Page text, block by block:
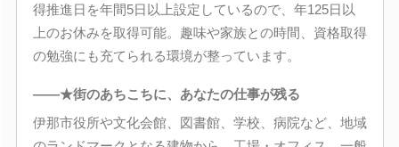
得推進日を年間5日以上設定しているので、年125日以
上のお休みを取得可能。趣味や家族との時間、資格取得
の勉強にも充てられる環境が整っています。
――★街のあちこちに、あなたの仕事が残る
伊那市役所や文化会館、図書館、学校、病院など、地域